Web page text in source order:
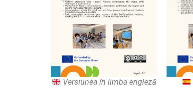
Versiunea în limba engleză